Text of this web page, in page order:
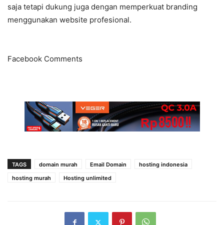
saja tetapi dukung juga dengan memperkuat branding
menggunakan website profesional.
Facebook Comments
TAGS domain murah Email Domain
hosting indonesia
hosting murah
Hosting unlimited